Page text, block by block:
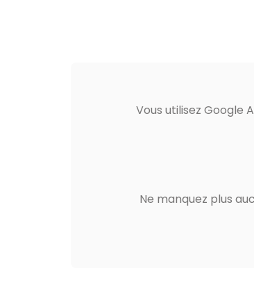
Vous utilisez Google
Ne manquez plus